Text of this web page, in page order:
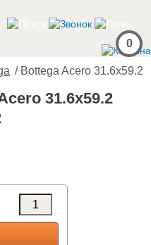
0
/ Bottega Acero 31.6x59.2
31.6x59.2